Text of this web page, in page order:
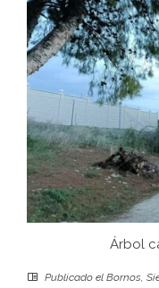
Árbol
Publicado el Bornos,